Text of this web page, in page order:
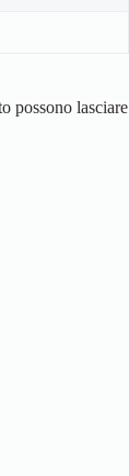
possono lasciare